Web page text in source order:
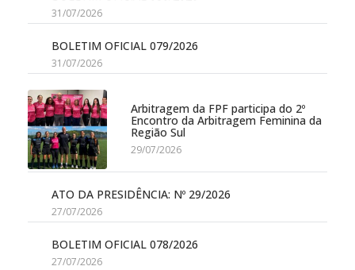
31/07/2026
BOLETIM OFICIAL 079/2026
31/07/2026
Arbitragem da FPF participa do 2º
Encontro da Arbitragem Feminina da
Região Sul
29/07/2026
ATO DA PRESIDÊNCIA: Nº 29/2026
27/07/2026
BOLETIM OFICIAL 078/2026
27/07/2026